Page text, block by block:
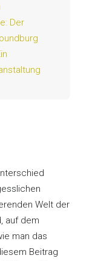
Der
Welt der
auf dem
man das
Beitrag